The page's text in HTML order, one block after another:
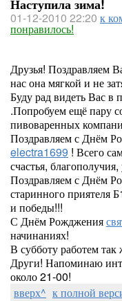
Наступила зима!
01-12-2010 22:20 к
понравилось!
Друзья! Поздравляем
нас она мягкой и не
Буду рад видеть Вас в
.Попробуем ещё пару
пивоваренных
Поздравляем с Днём
electra1699 ! Всего
счастья,
Поздравляем с Днём
старинного приятеля
и победы!!!
С Днём Рожджения
начинаниях!
В субботу работем так
Други! Напоминаю
около 21-00!
вверх^ к полной